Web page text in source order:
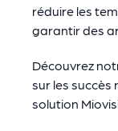
réduire les
garantir des
Découvrez
sur les
solution